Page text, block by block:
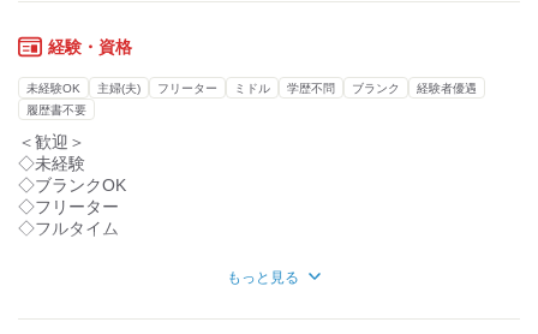
━━━━━━━━━━━━
経験豊富な弊社コーディネーターが、
お仕事に関するご希望やお悩みに
しっかり向き合って、
より満足いただける就業経験を
ご提供できるよう尽力しております。
■未経験求人・キャリアップ求人も
神奈川県を中心に東京都のお仕事も
＃経験・資格不要なお仕事
＜休憩時間＞
12:00～13:00(60分)
■━━━━━━━━□
┃ 求人のpoint ┃
□━━━━━━━━■
◆◇━━━━━━━━━━━━━━━
■週5日・1日8時間のフルタイム
■スグに覚えて黙々と没頭できるお仕事
経験・資格
未経験OK 主婦(夫) フリーター ミドル 学歴不問 ブランク
経験者優遇
履歴書不要
＜歓迎＞
◇未経験
◇ブランクOK
◇フリーター
◇フルタイム
もっと見る